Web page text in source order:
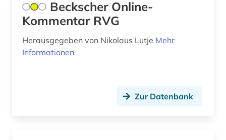
altersmedizin (1)
alterssoziologie (1)
altertumswissenschaft (35)
Beckscher Online-
Kommentar RVG
Herausgegeben von Nikolaus Lutje Mehr
Informationen
Zur Datenbank